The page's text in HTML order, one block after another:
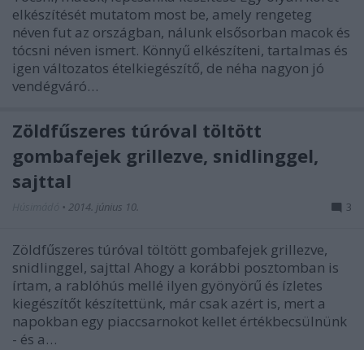
elkészítését mutatom most be, amely rengeteg
néven fut az országban, nálunk elsősorban macok és
tócsni néven ismert. Könnyű elkészíteni, tartalmas és
igen változatos ételkiegészítő, de néha nagyon jó
vendégváró…
Zöldfűszeres túróval töltött
gombafejek grillezve, snidlinggel,
sajttal
• 2014. június 10. 3
Zöldfűszeres túróval töltött gombafejek grillezve,
snidlinggel, sajttal Ahogy a korábbi posztomban is
írtam, a rablóhús mellé ilyen gyönyörű és ízletes
kiegészítőt készítettünk, már csak azért is, mert a
napokban egy piaccsarnokot kellet értékbecsülnünk
- és a…